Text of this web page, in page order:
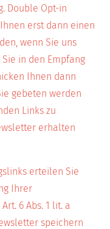
Double Opt-in
erst dann einen
wenn Sie uns
in den Empfang
Ihnen dann
gebeten werden
Links zu
erhalten
erteilen Sie
Ihrer
6 Abs. 1 lit. a
speichern